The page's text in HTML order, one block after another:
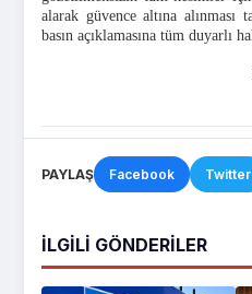
alarak güvence altına
basın açıklamasına tüm duyarlı
PAYLAŞ Facebook Twitter
İLGILI GÖNDERILER